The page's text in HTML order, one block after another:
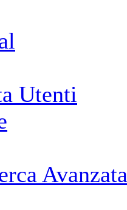
Utenti
Avanzata